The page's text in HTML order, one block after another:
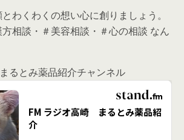
わくわくの想い心に創りましょう。
相談・＃美容相談・＃心の相談 なん
るとみ薬品紹介チャンネル